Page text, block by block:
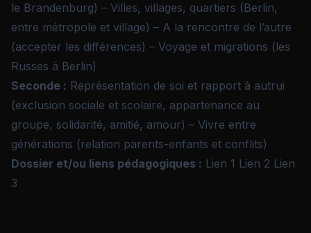
le Brandenburg) – Villes, villages, quartiers (Berlin,
entre métropole et village) – A la rencontre de l’autre
(accepter les différences) – Voyage et migrations (les
Russes à Berlin)
Seconde : Représentation de soi et rapport à autrui
(exclusion sociale et scolaire, appartenance au
groupe, solidarité, amitié, amour) – Vivre entre
générations (relation parents-enfants et conflits)
Dossier et/ou liens pédagogiques : Lien 1 Lien 2 Lien
3